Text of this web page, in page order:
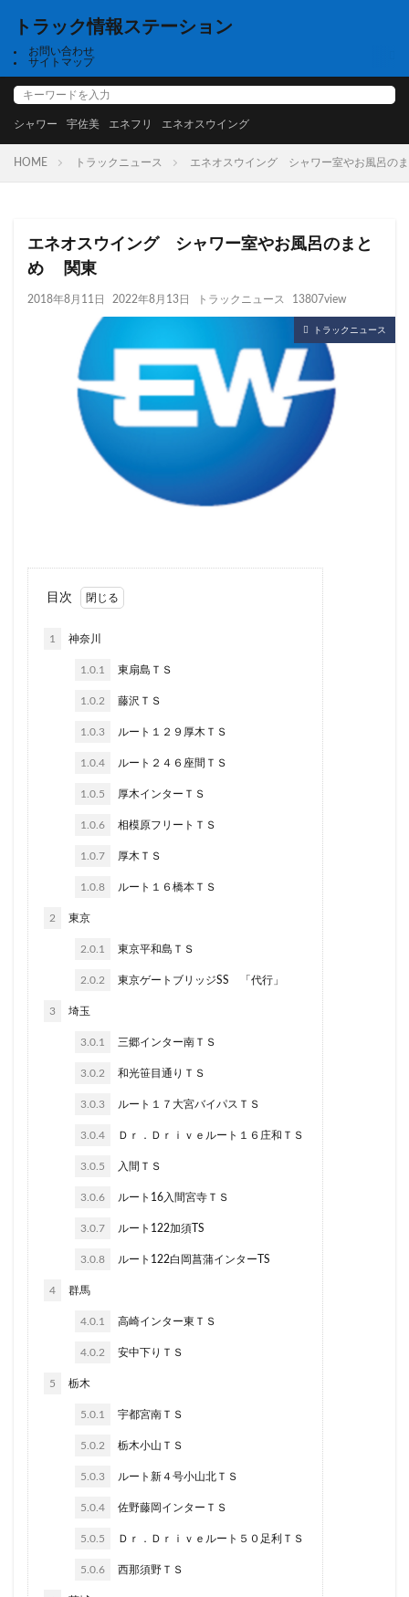
トラック情報ステーション
お問い合わせ
サイトマップ
シャワー 宇佐美 エネフリ エネオスウイング
HOME トラックニュース エネオスウイング シャワー室やお風呂の
エネオスウイング シャワー室やお風呂のまと
め 関東
2018年8月11日 2022年8月13日 トラックニュース 13807view
トラックニュース
目次
1 神奈川
1.0.1 東扇島ＴＳ
1.0.2 藤沢ＴＳ
1.0.3 ルート１２９厚木ＴＳ
1.0.4 ルート２４６座間ＴＳ
1.0.5 厚木インターＴＳ
1.0.6 相模原フリートＴＳ
1.0.7 厚木ＴＳ
1.0.8 ルート１６橋本ＴＳ
2 東京
2.0.1 東京平和島ＴＳ
2.0.2 東京ゲートブリッジSS 「代行」
3 埼玉
3.0.1 三郷インター南ＴＳ
3.0.2 和光笹目通りＴＳ
3.0.3 ルート１７大宮バイパスＴＳ
3.0.4 Ｄｒ．Ｄｒｉｖｅルート１６庄和ＴＳ
3.0.5 入間ＴＳ
3.0.6 ルート16入間宮寺ＴＳ
3.0.7 ルート122加須TS
3.0.8 ルート122白岡菖蒲インターTS
4 群馬
4.0.1 高崎インター東ＴＳ
4.0.2 安中下りＴＳ
5 栃木
5.0.1 宇都宮南ＴＳ
5.0.2 栃木小山ＴＳ
5.0.3 ルート新４号小山北ＴＳ
5.0.4 佐野藤岡インターＴＳ
5.0.5 Ｄｒ．Ｄｒｉｖｅルート５０足利ＴＳ
5.0.6 西那須野ＴＳ